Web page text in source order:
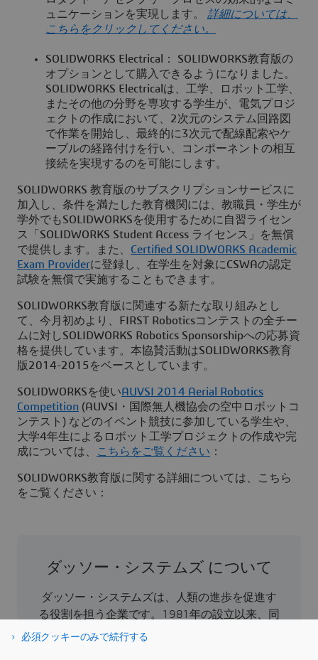
ュニケーションを実現します。 詳細については、
こちらをクリックしてください。
SOLIDWORKS Electrical： SOLIDWORKS教育版の
オプションとして購入できるようになりました。
SOLIDWORKS Electricalは、工学、ロボット工学、
またその他の分野を専攻する学生が、電気プロジ
ェクトの作成において、2次元のシステム回路図
で作業を開始し、最終的に3次元で配線配索やケ
ーブルの経路付けを行い、コンポーネントの相互
接続を実現するのを可能にします。
SOLIDWORKS 教育版のサブスクリプションサービスに
加入し、条件を満たした教育機関には、教職員・学生が
学外でもSOLIDWORKSを使用するために自習ライセン
ス「SOLIDWORKS Student Access ライセンス」を無償
で提供します。また、 Certified SOLIDWORKS Academic
Exam Providerに登録し、在学生を対象にCSWAの認定
試験を無償で実施することもできます。
SOLIDWORKS教育版に関連する新たな取り組みとし
て、今月初めより、FIRST Roboticsコンテストの全チー
ムに対しSOLIDWORKS Robotics Sponsorshipへの応募資
格を提供しています。本協賛活動はSOLIDWORKS教育
版2014-2015をベースとしています。
SOLIDWORKSを使いAUVSI 2014 Aerial Robotics
Competition (AUVSI・国際無人機協会の空中ロボットコ
ンテスト) などのイベント競技に参加している学生や、
大学4年生によるロボット工学プロジェクトの作成や完
成については、
こちらをご覧ください ：
SOLIDWORKS教育版に関する詳細については、こちら
をご覧ください：
ダッソー・システムズ について
ダッソー・システムズは、人類の進歩を促進す
る役割を担う企業です。1981年の設立以来、同
社はバーチャル世界を開拓し、消費者、患者、
必須クッキーのみで続行する